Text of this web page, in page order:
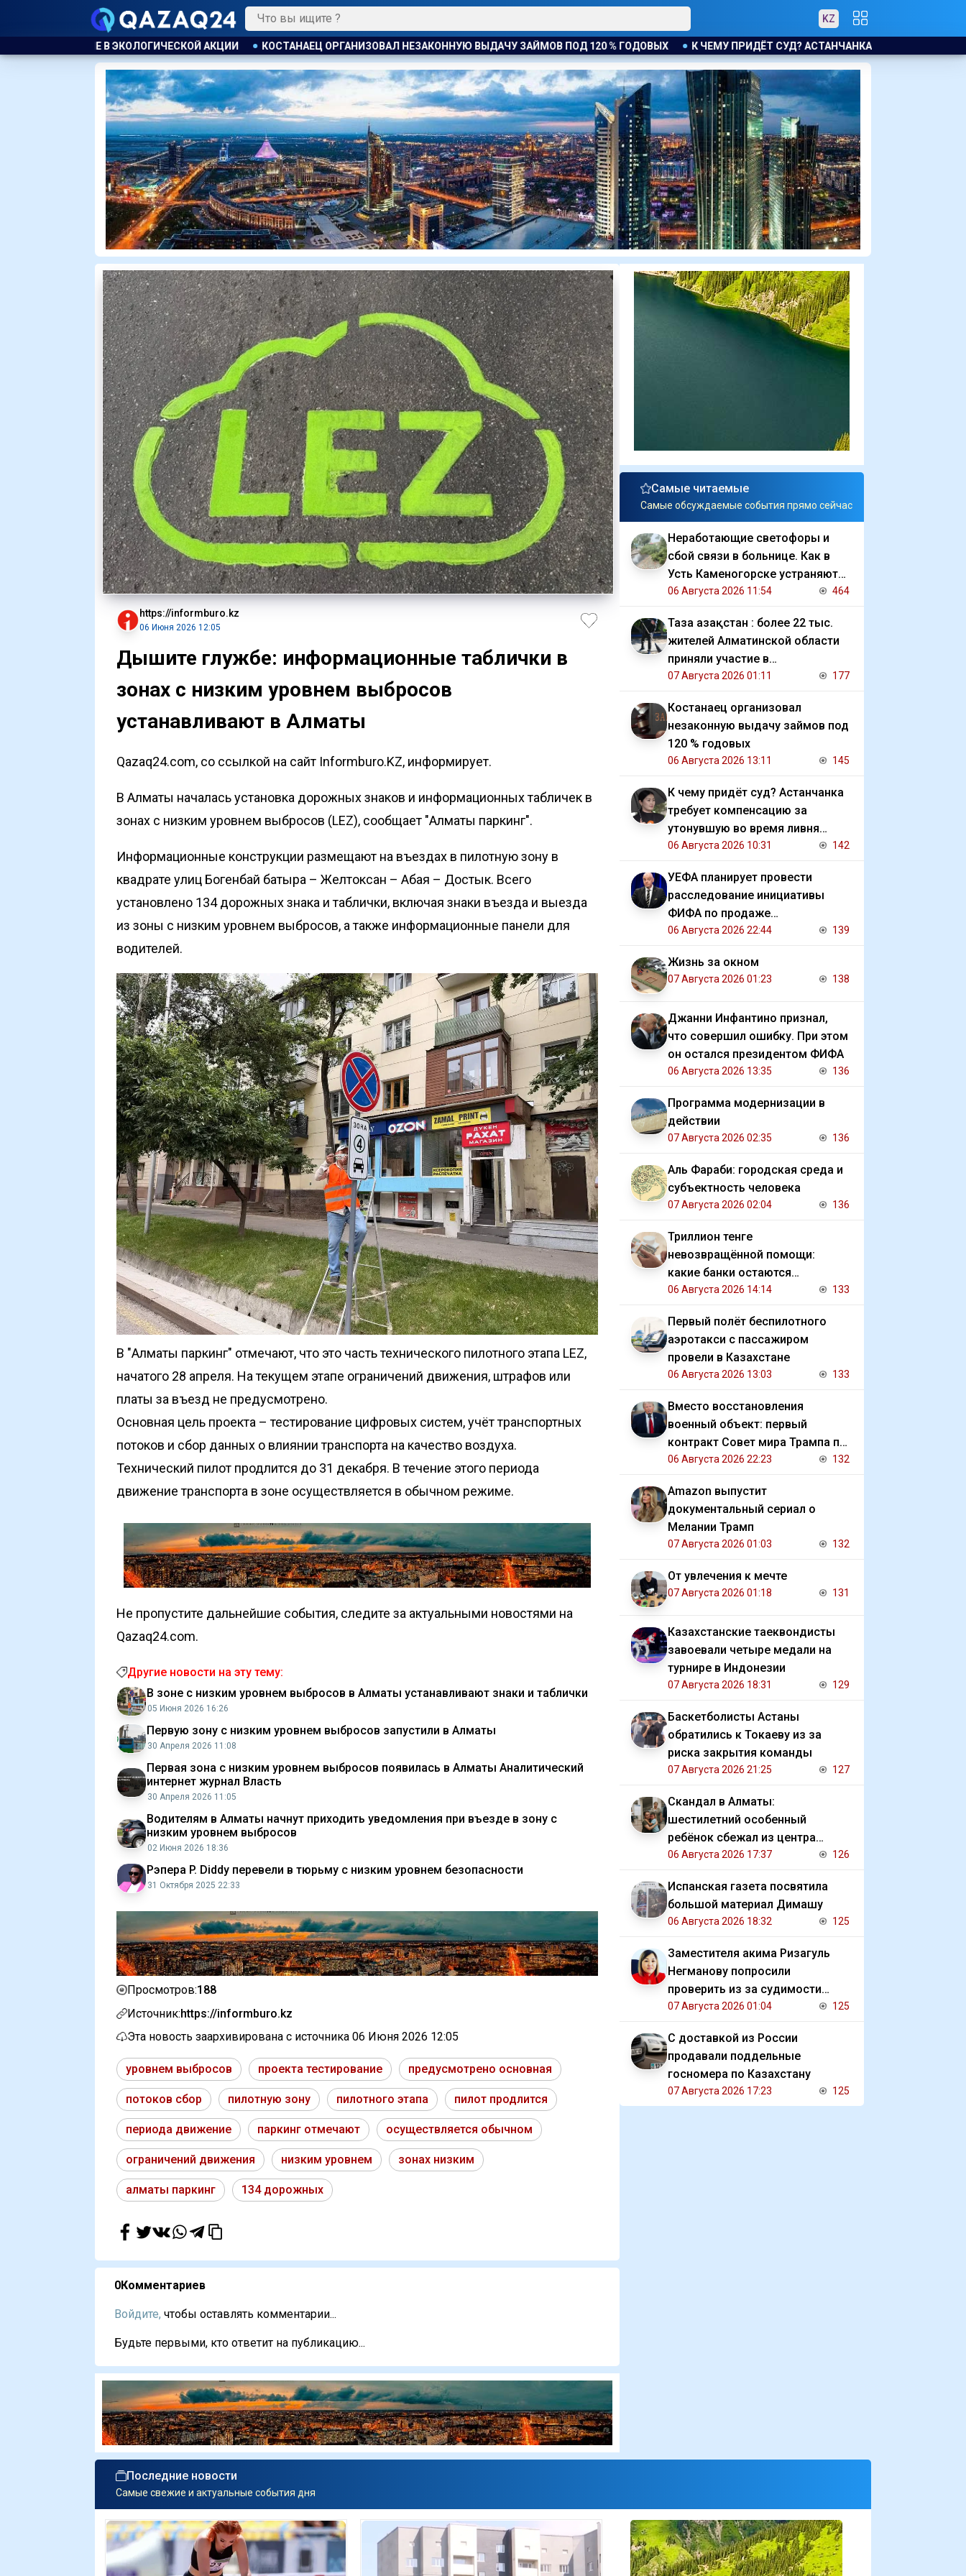
KZ
КОСТАНАЕЦ ОРГАНИЗОВАЛ НЕЗАКОННУЮ ВЫДАЧУ ЗАЙМОВ ПОД 120 % ГОДОВЫХ К ЧЕМУ ПРИДЁТ СУД? АСТАНЧАНКА ТРЕБУЕТ КОМПЕНСАЦИЮ ЗА УТОНУВШУЮ ВО ВРЕМЯ
https://informburo.kz
06 Июня 2026 12:05
Дышите глужбе: информационные таблички в
зонах с низким уровнем выбросов
устанавливают в Алматы
Qazaq24.com, со ссылкой на сайт Informburo.KZ, информирует.
В Алматы началась установка дорожных знаков и информационных табличек в
зонах с низким уровнем выбросов (LEZ), сообщает "Алматы паркинг".
Информационные конструкции размещают на въездах в пилотную зону в
квадрате улиц Богенбай батыра – Желтоксан – Абая – Достык. Всего
установлено 134 дорожных знака и таблички, включая знаки въезда и выезда
из зоны с низким уровнем выбросов, а также информационные панели для
водителей.
В "Алматы паркинг" отмечают, что это часть технического пилотного этапа LEZ,
начатого 28 апреля. На текущем этапе ограничений движения, штрафов или
платы за въезд не предусмотрено.
Основная цель проекта – тестирование цифровых систем, учёт транспортных
потоков и сбор данных о влиянии транспорта на качество воздуха.
Технический пилот продлится до 31 декабря. В течение этого периода
движение транспорта в зоне осуществляется в обычном режиме.
Не пропустите дальнейшие события, следите за актуальными новостями на
Qazaq24.com.
Другие новости на эту тему:
В зоне с низким уровнем выбросов в Алматы устанавливают знаки и таблички
05 Июня 2026 16:26
Первую зону с низким уровнем выбросов запустили в Алматы
30 Апреля 2026 11:08
Первая зона с низким уровнем выбросов появилась в Алматы Аналитический
интернет журнал Власть
30 Апреля 2026 11:05
Водителям в Алматы начнут приходить уведомления при въезде в зону с
низким уровнем выбросов
02 Июня 2026 18:36
Рэпера P. Diddy перевели в тюрьму с низким уровнем безопасности
31 Октября 2025 22:33
Просмотров:188
Источник:https://informburo.kz
Эта новость заархивирована с источника 06 Июня 2026 12:05
уровнем выбросов проекта тестирование предусмотрено основная
потоков сбор пилотную зону пилотного этапа пилот продлится
периода движение паркинг отмечают осуществляется обычном
ограничений движения низким уровнем зонах низким
алматы паркинг 134 дорожных
0Комментариев
Войдите, чтобы оставлять комментарии...
Будьте первыми, кто ответит на публикацию...
Самые читаемые
Самые обсуждаемые события прямо сейчас
Неработающие светофоры и
сбой связи в больнице. Как в
Усть Каменогорске устраняют
последствия ливня
06 Августа 2026 11:54 464
Таза Қазақстан : более 22 тыс.
жителей Алматинской области
приняли участие в
экологической акции
07 Августа 2026 01:11 177
Костанаец организовал
незаконную выдачу займов под
120 % годовых
06 Августа 2026 13:11 145
К чему придёт суд? Астанчанка
требует компенсацию за
утонувшую во время ливня
иномарку
06 Августа 2026 10:31 142
УЕФА планирует провести
расследование инициативы
ФИФА по продаже
коммерческих прав на ЧМ
06 Августа 2026 22:44 139
Жизнь за окном
07 Августа 2026 01:23 138
Джанни Инфантино признал,
что совершил ошибку. При этом
он остался президентом ФИФА
06 Августа 2026 13:35 136
Программа модернизации в
действии
07 Августа 2026 02:35 136
Аль Фараби: городская среда и
субъектность человека
07 Августа 2026 02:04 136
Триллион тенге
невозвращённой помощи:
какие банки остаются
должниками государства
06 Августа 2026 14:14 133
Первый полёт беспилотного
аэротакси с пассажиром
провели в Казахстане
06 Августа 2026 13:03 133
Вместо восстановления
военный объект: первый
контракт Совет мира Трампа по
Газе
06 Августа 2026 22:23 132
Amazon выпустит
документальный сериал о
Мелании Трамп
07 Августа 2026 01:03 132
От увлечения к мечте
07 Августа 2026 01:18 131
Казахстанские таеквондисты
завоевали четыре медали на
турнире в Индонезии
07 Августа 2026 18:31 129
Баскетболисты Астаны
обратились к Токаеву из за
риска закрытия команды
07 Августа 2026 21:25 127
Скандал в Алматы:
шестилетний особенный
ребёнок сбежал из центра
реабилитации и потерялся
06 Августа 2026 17:37 126
Испанская газета посвятила
большой материал Димашу
06 Августа 2026 18:32 125
Заместителя акима Ризагуль
Негманову попросили
проверить из за судимости
сестры
07 Августа 2026 01:04 125
С доставкой из России
продавали поддельные
госномера по Казахстану
07 Августа 2026 17:23 125
Последние новости
Самые свежие и актуальные события дня